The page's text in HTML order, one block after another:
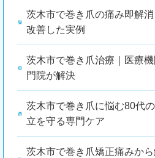
茨木市で巻き爪の痛み即解
改善した実例
茨木市で巻き爪治療｜医療
門院が解決
茨木市で巻き爪に悩む80代
立を守る専門ケア
茨木市で巻き爪矯正痛みか